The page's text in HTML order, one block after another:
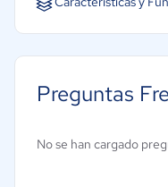
Gestión de
Preguntas
No se han cargado